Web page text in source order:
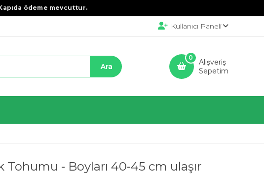
Kapıda ödeme mevcuttur.
Kullanıcı Paneli
Alışveriş
Sepetim
0
Tohumu - Boyları 40-45 cm ulaşır